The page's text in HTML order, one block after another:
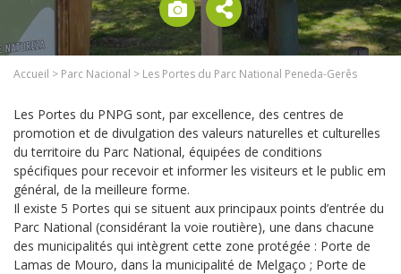
Accueil > Parc Nacional > Les Portes du Parc National Peneda-Gerês
Les Portes du PNPG sont, par excellence, des centres de
promotion et de divulgation des valeurs naturelles et culturelles
du territoire du Parc National, équipées de conditions
spécifiques pour recevoir et informer les visiteurs et le public em
général, de la meilleure forme.
Il existe 5 Portes qui se situent aux principaux points d’entrée du
Parc National (considérant la voie routière), une dans chacune
des municipalités qui intègrent cette zone protégée : Porte de
Lamas de Mouro, dans la municipalité de Melgaço ; Porte de